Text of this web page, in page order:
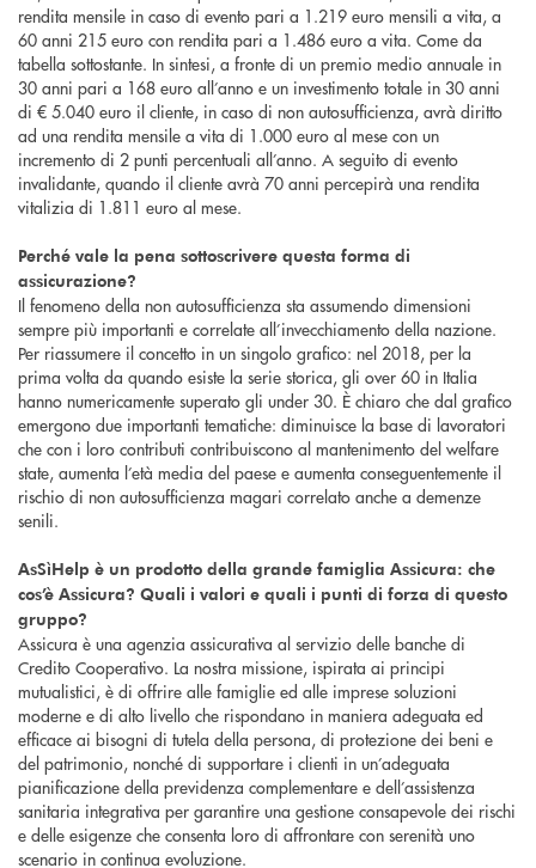
rendita mensile in caso di evento pari a 1.219 euro mensili a vita, a
60 anni 215 euro con rendita pari a 1.486 euro a vita. Come da
tabella sottostante. In sintesi, a fronte di un premio medio annuale in
30 anni pari a 168 euro all’anno e un investimento totale in 30 anni
di € 5.040 euro il cliente, in caso di non autosufficienza, avrà diritto
ad una rendita mensile a vita di 1.000 euro al mese con un
incremento di 2 punti percentuali all’anno. A seguito di evento
invalidante, quando il cliente avrà 70 anni percepirà una rendita
vitalizia di 1.811 euro al mese.
Perché vale la pena sottoscrivere questa forma di
assicurazione?
Il fenomeno della non autosufficienza sta assumendo dimensioni
sempre più importanti e correlate all’invecchiamento della nazione.
Per riassumere il concetto in un singolo grafico: nel 2018, per la
prima volta da quando esiste la serie storica, gli over 60 in Italia
hanno numericamente superato gli under 30. È chiaro che dal grafico
emergono due importanti tematiche: diminuisce la base di lavoratori
che con i loro contributi contribuiscono al mantenimento del welfare
state, aumenta l’età media del paese e aumenta conseguentemente il
rischio di non autosufficienza magari correlato anche a demenze
senili.
AsSìHelp è un prodotto della grande famiglia Assicura: che
cos’è Assicura? Quali i valori e quali i punti di forza di questo
gruppo?
Assicura è una agenzia assicurativa al servizio delle banche di
Credito Cooperativo. La nostra missione, ispirata ai principi
mutualistici, è di offrire alle famiglie ed alle imprese soluzioni
moderne e di alto livello che rispondano in maniera adeguata ed
efficace ai bisogni di tutela della persona, di protezione dei beni e
del patrimonio, nonché di supportare i clienti in un’adeguata
pianificazione della previdenza complementare e dell’assistenza
sanitaria integrativa per garantire una gestione consapevole dei rischi
e delle esigenze che consenta loro di affrontare con serenità uno
scenario in continua evoluzione.